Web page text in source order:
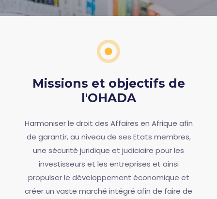
Missions et objectifs de
l'OHADA
Harmoniser le droit des Affaires en Afrique afin
de garantir, au niveau de ses Etats membres,
une sécurité juridique et judiciaire pour les
investisseurs et les entreprises et ainsi
propulser le développement économique et
créer un vaste marché intégré afin de faire de